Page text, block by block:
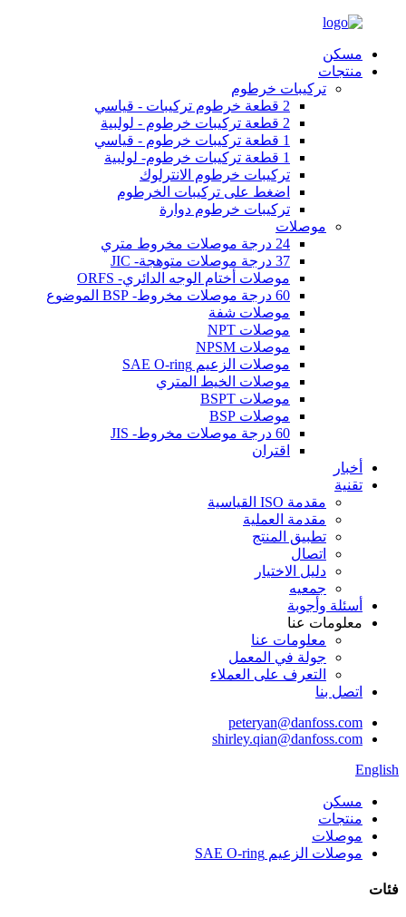
مسكن
منتجات
تركيبات خرطوم
2 قطعة خرطوم تركيبات - قياسي
2 قطعة تركيبات خرطوم - لولبية
1 قطعة تركيبات خرطوم - قياسي
1 قطعة تركيبات خرطوم- لولبية
تركيبات خرطوم الانترلوك
اضغط على تركيبات الخرطوم
تركيبات خرطوم دوارة
موصلات
24 درجة موصلات مخروط متري
37 درجة موصلات متوهجة- JIC
موصلات أختام الوجه الدائري- ORFS
60 درجة موصلات مخروط- BSP الموضوع
موصلات شفة
موصلات NPT
موصلات NPSM
موصلات الزعيم SAE O-ring
موصلات الخيط المتري
موصلات BSPT
موصلات BSP
60 درجة موصلات مخروط- JIS
اقتران
أخبار
تقنية
مقدمة ISO القياسية
مقدمة العملية
تطبيق المنتج
اتصال
دليل الاختيار
جمعيه
أسئلة وأجوبة
معلومات عنا
معلومات عنا
جولة في المعمل
التعرف على العملاء
اتصل بنا
peteryan@danfoss.com
shirley.qian@danfoss.com
English
مسكن
منتجات
موصلات
موصلات الزعيم SAE O-ring
فئات